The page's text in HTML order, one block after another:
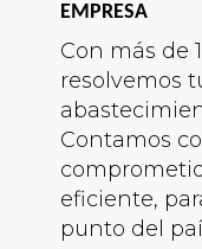
EMPRESA
Con más de
resolvemos
Contamos
eficiente,
punto del